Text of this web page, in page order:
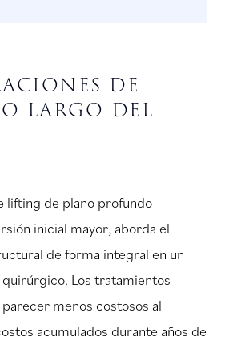
de
largo del
lifting de plano profundo
inicial mayor, aborda el
de forma integral en un
Los tratamientos
menos costosos al
acumulados durante años de